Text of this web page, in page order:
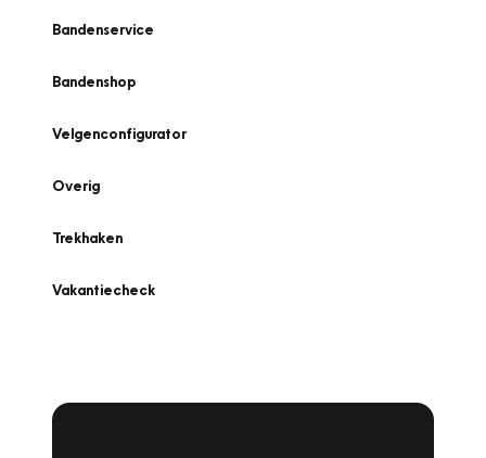
Bandenservice
Bandenshop
Velgenconfigurator
Overig
Trekhaken
Vakantiecheck